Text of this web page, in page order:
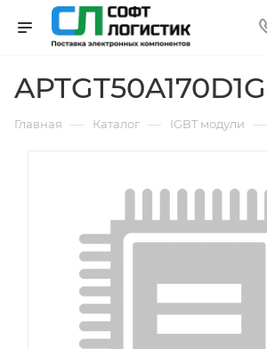
APTGT50A170D1G
Главная — Каталог — IGBT модули —